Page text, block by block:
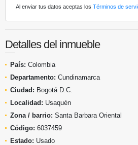
Al enviar tus datos aceptas los Términos de
Detalles del inmueble
País: Colombia
Departamento: Cundinamarca
Ciudad: Bogotá D.C.
Localidad: Usaquén
Zona / barrio: Santa Barbara Oriental
Código: 6037459
Estado: Usado